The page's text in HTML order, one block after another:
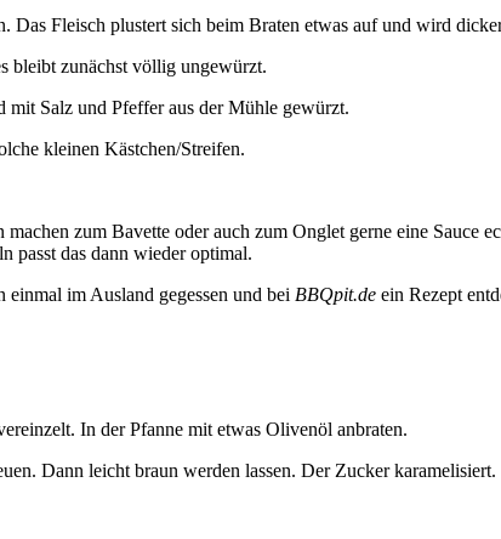
Fleisch plustert sich beim Braten etwas auf und wird
bleibt zunächst völlig ungewürzt.
mit Salz und Pfeffer aus der Mühle gewürzt.
kleinen Kästchen/Streifen.
machen zum Bavette oder auch zum Onglet gerne eine
passt das dann wieder optimal.
im Ausland gegessen und bei BBQpit.de ein Rezept
In der Pfanne mit etwas Olivenöl anbraten.
Dann leicht braun werden lassen. Der Zucker karamelisiert.